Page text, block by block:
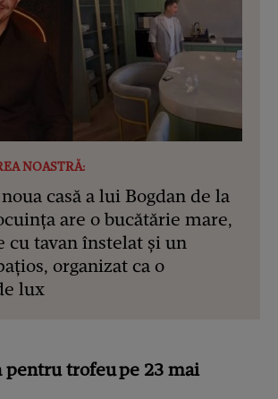
NOASTRĂ:
casă a lui Bogdan de la
are o bucătărie mare,
cu tavan înstelat și un
organizat ca o
lux
pentru trofeupe 23 mai